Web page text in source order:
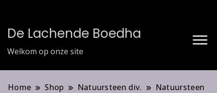
De Lachende Boedha
Welkom op onze site
Home Shop Natuursteen div.
Natuursteen